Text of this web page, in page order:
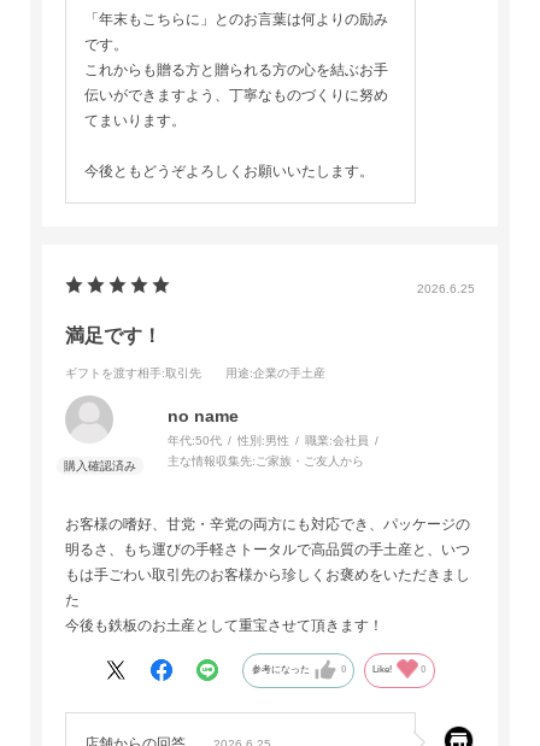
「年末もこちらに」とのお言葉は何よりの励み
です。
これからも贈る方と贈られる方の心を結ぶお手
伝いができますよう、丁寧なものづくりに努め
てまいります。
今後ともどうぞよろしくお願いいたします。
2026.6.25
満足です！
ギフトを渡す相手:取引先 用途:企業の手土産
no name
年代:50代 性別:男性 職業:会社員
主な情報収集先: ご家族・ご友人から
お客様の嗜好、甘党・辛党の両方にも対応でき、パッケージの
明るさ、もち運びの手軽さトータルで高品質の手土産と、いつ
もは手ごわい取引先のお客様から珍しくお褒めをいただきまし
た
今後も鉄板のお土産として重宝させて頂きます！
参考になった 0 Like! 0